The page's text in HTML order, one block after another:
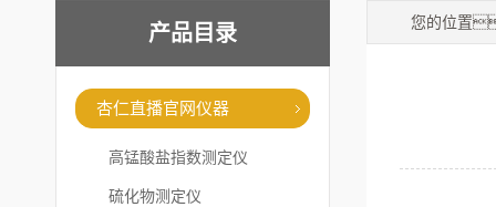
产品目录
杏仁直播官网仪器
高锰酸盐指数测定仪
硫化物测定仪
您的位置